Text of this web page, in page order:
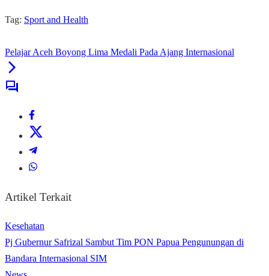
Tag: Sport and Health
Pelajar Aceh Boyong Lima Medali Pada Ajang Internasional
Artikel Terkait
Kesehatan
Pj Gubernur Safrizal Sambut Tim PON Papua Pengunungan di
Bandara Internasional SIM